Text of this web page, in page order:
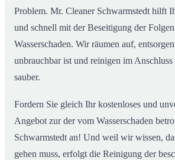
Problem. Mr. Cleaner Schwarmstedt hilft
und schnell mit der Beseitigung der
Wasserschaden. Wir räumen auf,
unbrauchbar ist und reinigen im
sauber.
Fordern Sie gleich Ihr kostenloses und
Angebot zur der vom Wasserschaden
Schwarmstedt an! Und weil wir wissen,
gehen muss, erfolgt die Reinigung der